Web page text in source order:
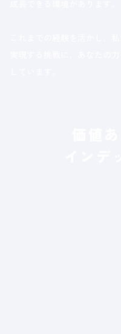
これまでの経験を活かし、
実現する挑戦に、あなたの
価値
イン